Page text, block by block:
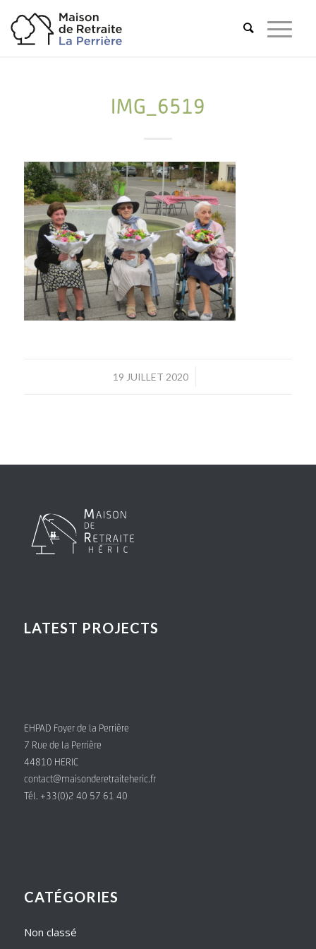
IMG_6519
19 JUILLET 2020
/
LATEST PROJECTS
EHPAD Foyer de la Perrière
7 Rue de la Perrière
44810 HERIC
contact@maisonderetraiteheric.fr
Tél. +33(0)2 40 57 61 40
CATÉGORIES
Non classé